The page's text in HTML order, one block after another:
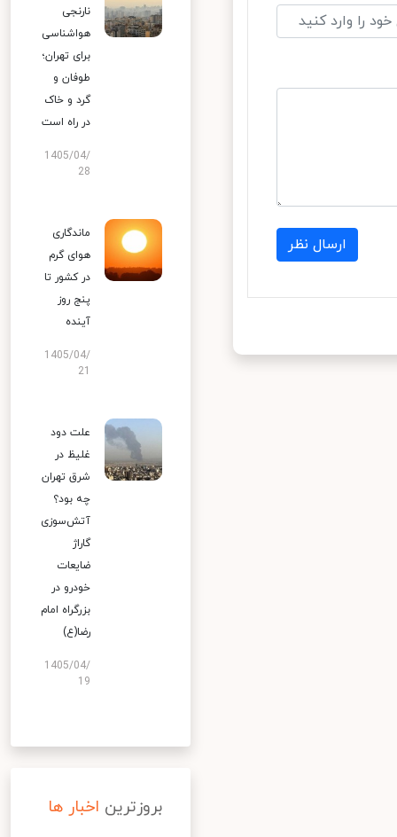
ارسال نظر
نارنجی
هواشناسی
برای تهران؛
طوفان و
گرد و خاک
در راه است
1405/04/
28
ماندگاری
هوای گرم
در کشور تا
پنج روز
آینده
1405/04/
علت دود
غلیظ در
شرق تهران
چه بود؟
آتش‌سوزی
گاراژ
ضایعات
خودرو در
بزرگراه امام
رضا(ع)
1405/04/
19
بروزترین اخبار ها